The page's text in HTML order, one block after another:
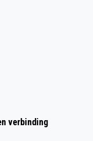
verbinding